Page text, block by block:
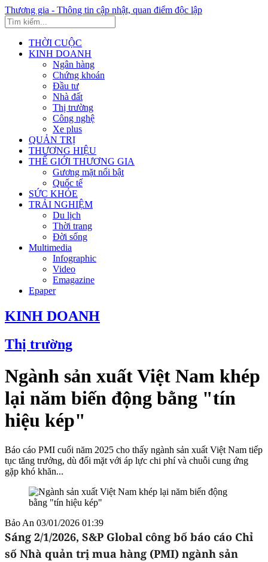
Thương gia - Thông tin cập nhật, quan điểm độc lập
THỜI CUỘC
KINH DOANH
Ngân hàng
Chứng khoán
Đầu tư
Nhà đất
Thị trường
Công nghệ
Xe plus
QUẢN TRỊ
THƯƠNG HIỆU
THẾ GIỚI THƯƠNG GIA
Gương mặt nổi bật
Quốc tế
SỨC KHỎE
TRẢI NGHIỆM
Du lịch
Thời trang
Đời sống
Multimedia
Infographic
Video
Emagazine
Epaper
KINH DOANH
Thị trường
Ngành sản xuất Việt Nam khép
lại năm biến động bằng "tín
hiệu kép"
Báo cáo PMI cuối năm 2025 cho thấy ngành sản xuất Việt Nam tiếp
tục tăng trưởng, dù đối mặt với áp lực chi phí và chuỗi cung ứng
gặp khó khăn...
Bảo An 03/01/2026 01:39
Sáng 2/1/2026, S&P Global công bố báo cáo Chỉ
số Nhà quản trị mua hàng (PMI) ngành sản